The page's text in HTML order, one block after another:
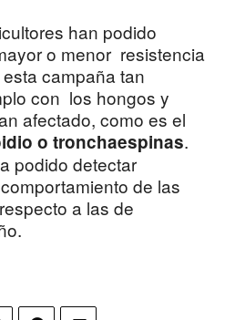
han podido
o menor resistencia
campaña tan
con los hongos y
afectado, como es el
o tronchaespinas.
podido detectar
de las
a las de